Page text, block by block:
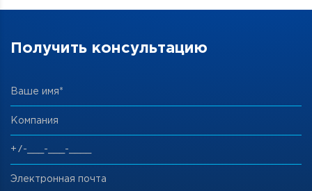
Получить консультацию
Ваше имя*
Компания
Электронная почта